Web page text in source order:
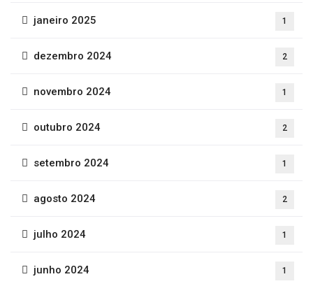
janeiro 2025 1
dezembro 2024 2
novembro 2024 1
outubro 2024 2
setembro 2024 1
agosto 2024 2
julho 2024 1
junho 2024 1